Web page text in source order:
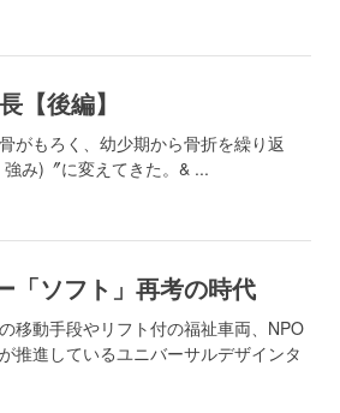
【後編】
がもろく、幼少期から骨折を繰り返
み)〞に変えてきた。& ...
「ソフト」再考の時代
移動手段やリフト付の福祉車両、NPO
推進しているユニバーサルデザインタ